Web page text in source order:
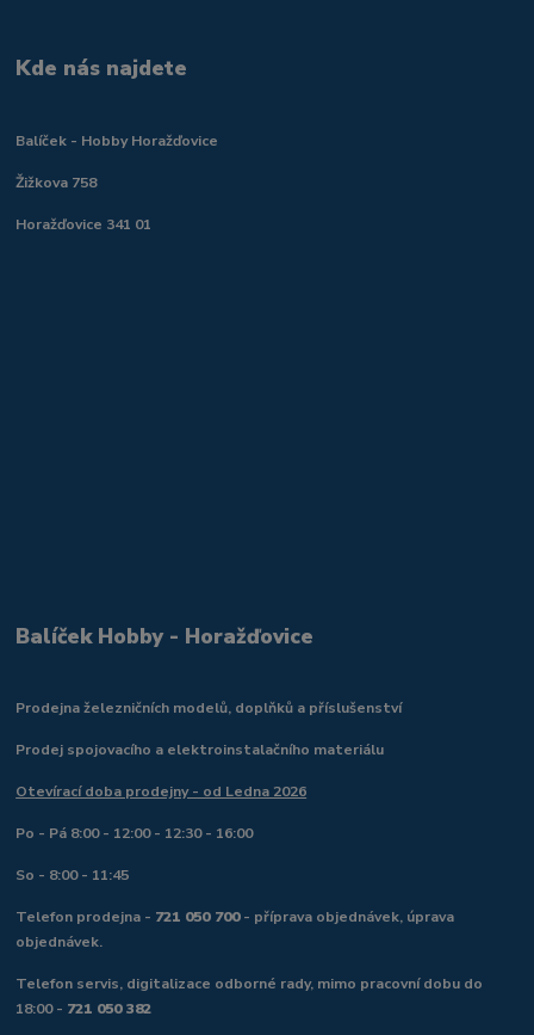
Kde nás najdete
Balíček - Hobby Horažďovice
Žižkova 758
Horažďovice 341 01
Balíček Hobby - Horažďovice
Prodejna železničních modelů, doplňků a příslušenství
Prodej spojovacího a elektroinstalačního materiálu
Otevírací doba prodejny - od Ledna 2026
Po - Pá 8:00 - 12:00 - 12:30 - 16:00
So - 8:00 - 11:45
Telefon prodejna - 721 050 700- příprava objednávek, úprava
objednávek.
Telefon servis, digitalizace odborné rady, mimo pracovní dobu do
18:00 - 721 050 382